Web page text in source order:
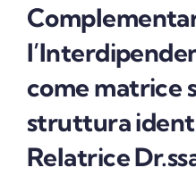
come matrice
struttura
Relatrice